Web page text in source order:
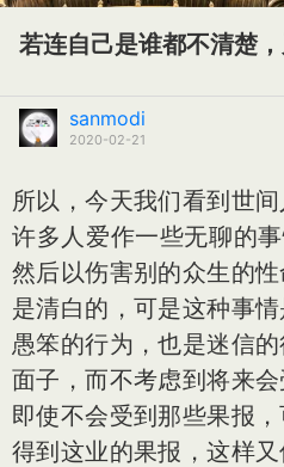
若连自己是谁都不清楚
sanmodi
2020-02-21
所以，今天我们看到世
许多人爱作一些无聊的
然后以伤害别的众生的
是清白的，可是这种事
愚笨的行为，也是迷信
面子，而不考虑到将来
即使不会受到那些果报
得到这业的果报，这样